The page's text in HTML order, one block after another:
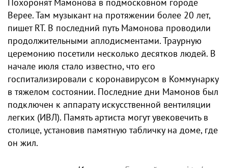
Верее. Там музыкант на протяжении более 20 лет,
пишет RT. В последний путь Мамонова проводили
продолжительными аплодисментами. Траурную
церемонию посетили несколько десятков людей. В
начале июля стало известно, что его
госпитализировали с коронавирусом в Коммунарку
в тяжелом состоянии. Последние дни Мамонов был
подключен к аппарату искусственной вентиляции
легких (ИВЛ). Память артиста могут увековечить в
столице, установив памятную табличку на доме, где
он жил.